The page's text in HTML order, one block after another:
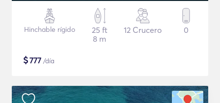
Hinchable rígido
25 ft
8 m
12 Crucero 0
$777 /día